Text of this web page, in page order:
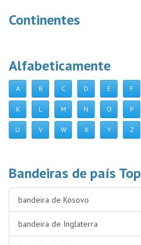
Continentes
Alfabeticamente
A B C D E F
K L M N O P
U V W X Y Z
Bandeiras de país Top
bandeira de Kosovo
bandeira de Inglaterra